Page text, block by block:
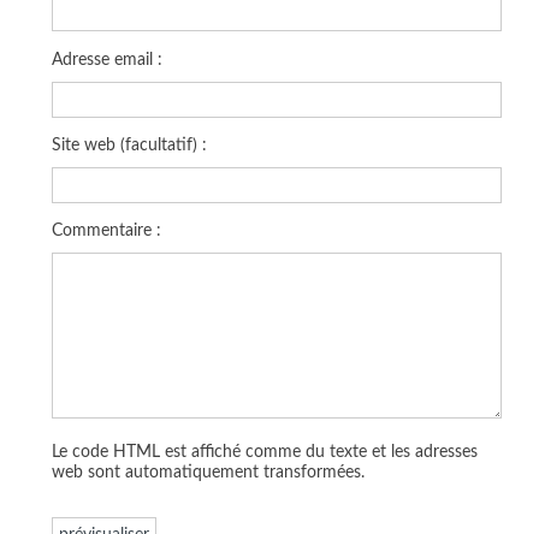
Adresse email :
Site web (facultatif) :
Commentaire :
Le code HTML est affiché comme du texte et les adresses
web sont automatiquement transformées.